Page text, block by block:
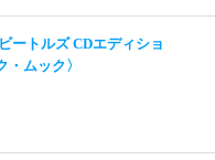
ートルズ CDエディショ
ムック〉